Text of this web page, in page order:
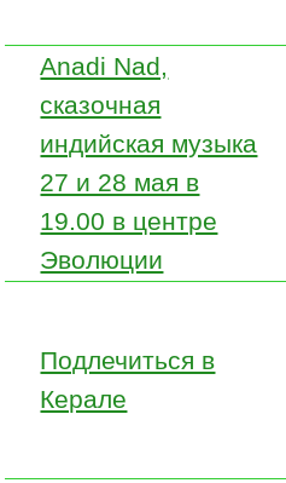
Anadi Nad,
сказочная
индийская музыка
27 и 28 мая в
19.00 в центре
Эволюции
Подлечиться в
Керале